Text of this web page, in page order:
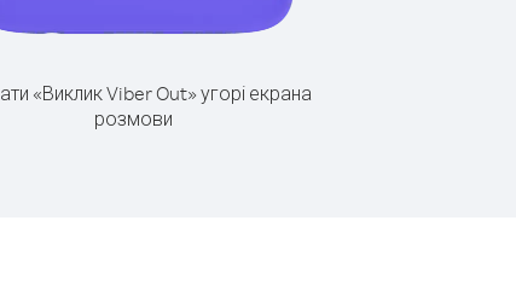
«Виклик Viber Out» угорі екрана
розмови